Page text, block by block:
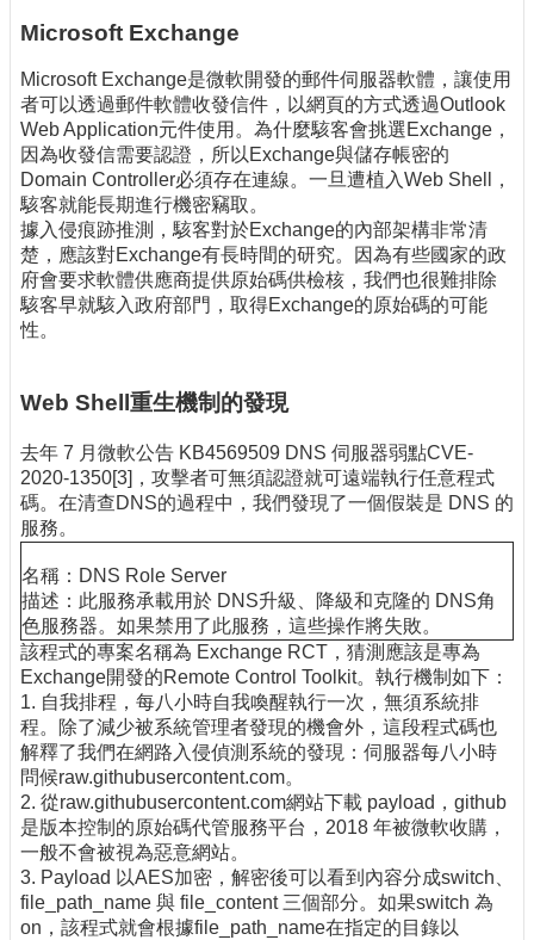
Microsoft Exchange
Microsoft Exchange是微軟開發的郵件伺服器軟體，讓使用
者可以透過郵件軟體收發信件，以網頁的方式透過Outlook
Web Application元件使用。為什麼駭客會挑選Exchange，
因為收發信需要認證，所以Exchange與儲存帳密的
Domain Controller必須存在連線。一旦遭植入Web Shell，
駭客就能長期進行機密竊取。
據入侵痕跡推測，駭客對於Exchange的內部架構非常清
楚，應該對Exchange有長時間的研究。因為有些國家的政
府會要求軟體供應商提供原始碼供檢核，我們也很難排除
駭客早就駭入政府部門，取得Exchange的原始碼的可能
性。
Web Shell重生機制的發現
去年 7 月微軟公告 KB4569509 DNS 伺服器弱點CVE-
2020-1350[3]，攻擊者可無須認證就可遠端執行任意程式
碼。在清查DNS的過程中，我們發現了一個假裝是 DNS 的
服務。
名稱：DNS Role Server
描述：此服務承載用於 DNS升級、降級和克隆的 DNS角
色服務器。如果禁用了此服務，這些操作將失敗。
該程式的專案名稱為 Exchange RCT，猜測應該是專為
Exchange開發的Remote Control Toolkit。執行機制如下：
1. 自我排程，每八小時自我喚醒執行一次，無須系統排
程。除了減少被系統管理者發現的機會外，這段程式碼也
解釋了我們在網路入侵偵測系統的發現：伺服器每八小時
問候raw.githubusercontent.com。
2. 從raw.githubusercontent.com網站下載 payload，github
是版本控制的原始碼代管服務平台，2018 年被微軟收購，
一般不會被視為惡意網站。
3. Payload 以AES加密，解密後可以看到內容分成switch、
file_path_name 與 file_content 三個部分。如果switch 為
on，該程式就會根據file_path_name在指定的目錄以